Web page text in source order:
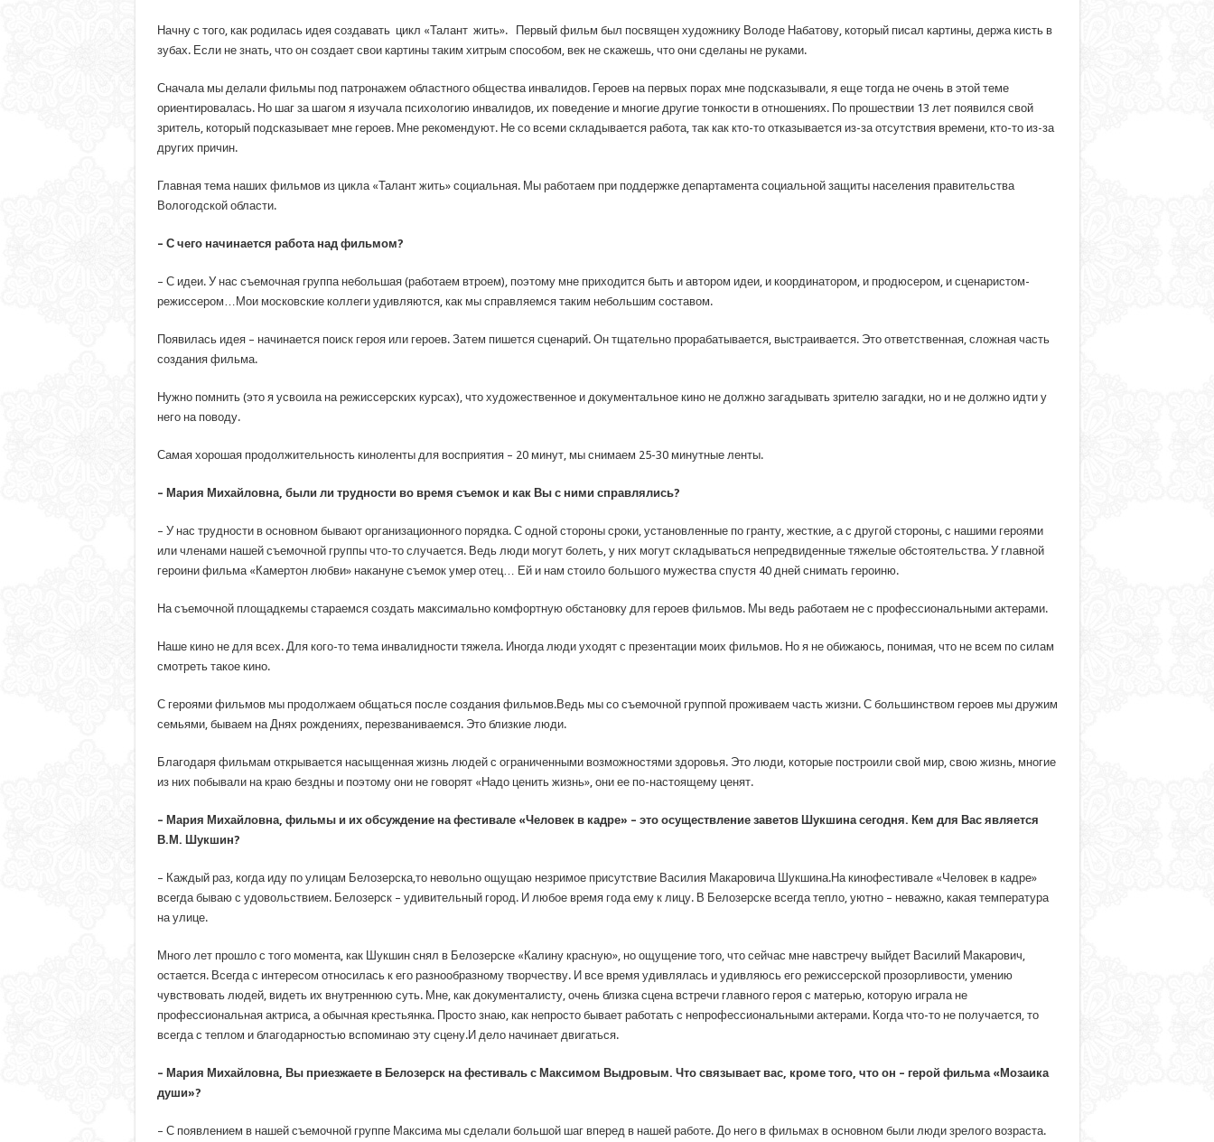
Начну с того, как родилась идея создавать цикл «Талант жить». Первый фильм был посвящен художнику Володе Набатову, который писал картины, держа кисть в
зубах. Если не знать, что он создает свои картины таким хитрым способом, век не скажешь, что они сделаны не руками.
Сначала мы делали фильмы под патронажем областного общества инвалидов. Героев на первых порах мне подсказывали, я еще тогда не очень в этой теме
ориентировалась. Но шаг за шагом я изучала психологию инвалидов, их поведение и многие другие тонкости в отношениях. По прошествии 13 лет появился свой
зритель, который подсказывает мне героев. Мне рекомендуют. Не со всеми складывается работа, так как кто-то отказывается из-за отсутствия времени, кто-то из-за
других причин.
Главная тема наших фильмов из цикла «Талант жить» социальная. Мы работаем при поддержке департамента социальной защиты населения правительства
Вологодской области.
– С чего начинается работа над фильмом?
– С идеи. У нас съемочная группа небольшая (работаем втроем), поэтому мне приходится быть и автором идеи, и координатором, и продюсером, и сценаристом-
режиссером…Мои московские коллеги удивляются, как мы справляемся таким небольшим составом.
Появилась идея – начинается поиск героя или героев. Затем пишется сценарий. Он тщательно прорабатывается, выстраивается. Это ответственная, сложная часть
создания фильма.
Нужно помнить (это я усвоила на режиссерских курсах), что художественное и документальное кино не должно загадывать зрителю загадки, но и не должно идти у
него на поводу.
Самая хорошая продолжительность киноленты для восприятия – 20 минут, мы снимаем 25-30 минутные ленты.
– Мария Михайловна, были ли трудности во время съемок и как Вы с ними справлялись?
– У нас трудности в основном бывают организационного порядка. С одной стороны сроки, установленные по гранту, жесткие, а с другой стороны, с нашими героями
или членами нашей съемочной группы что-то случается. Ведь люди могут болеть, у них могут складываться непредвиденные тяжелые обстоятельства. У главной
героини фильма «Камертон любви» накануне съемок умер отец… Ей и нам стоило большого мужества спустя 40 дней снимать героиню.
На съемочной площадкемы стараемся создать максимально комфортную обстановку для героев фильмов. Мы ведь работаем не с профессиональными актерами.
Наше кино не для всех. Для кого-то тема инвалидности тяжела. Иногда люди уходят с презентации моих фильмов. Но я не обижаюсь, понимая, что не всем по силам
смотреть такое кино.
С героями фильмов мы продолжаем общаться после создания фильмов.Ведь мы со съемочной группой проживаем часть жизни. С большинством героев мы дружим
семьями, бываем на Днях рождениях, перезваниваемся. Это близкие люди.
Благодаря фильмам открывается насыщенная жизнь людей с ограниченными возможностями здоровья. Это люди, которые построили свой мир, свою жизнь, многие
из них побывали на краю бездны и поэтому они не говорят «Надо ценить жизнь», они ее по-настоящему ценят.
– Мария Михайловна, фильмы и их обсуждение на фестивале «Человек в кадре» – это осуществление заветов Шукшина сегодня. Кем для Вас является
В.М. Шукшин?
– Каждый раз, когда иду по улицам Белозерска,то невольно ощущаю незримое присутствие Василия Макаровича Шукшина.На кинофестивале «Человек в кадре»
всегда бываю с удовольствием. Белозерск – удивительный город. И любое время года ему к лицу. В Белозерске всегда тепло, уютно – неважно, какая температура
на улице.
Много лет прошло с того момента, как Шукшин снял в Белозерске «Калину красную», но ощущение того, что сейчас мне навстречу выйдет Василий Макарович,
остается. Всегда с интересом относилась к его разнообразному творчеству. И все время удивлялась и удивляюсь его режиссерской прозорливости, умению
чувствовать людей, видеть их внутреннюю суть. Мне, как документалисту, очень близка сцена встречи главного героя с матерью, которую играла не
профессиональная актриса, а обычная крестьянка. Просто знаю, как непросто бывает работать с непрофессиональными актерами. Когда что-то не получается, то
всегда с теплом и благодарностью вспоминаю эту сцену.И дело начинает двигаться.
– Мария Михайловна, Вы приезжаете в Белозерск на фестиваль с Максимом Выдровым. Что связывает вас, кроме того, что он – герой фильма «Мозаика
души»?
– С появлением в нашей съемочной группе Максима мы сделали большой шаг вперед в нашей работе. До него в фильмах в основном были люди зрелого возраста.